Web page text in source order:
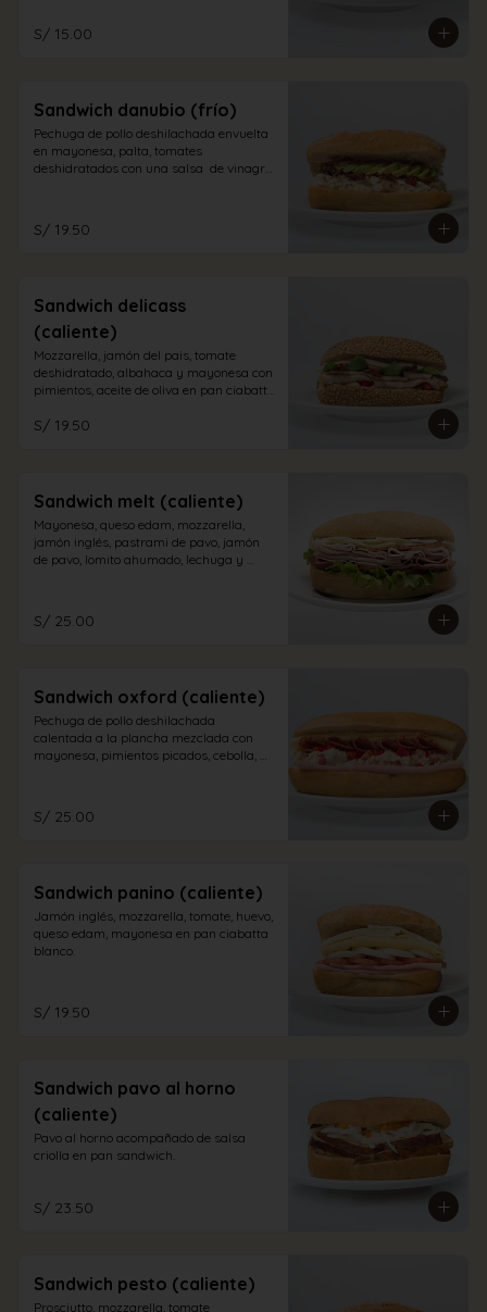
S/ 15.00
Sandwich danubio (frío)
Pechuga de pollo deshilachada envuelta
en mayonesa, palta, tomates
deshidratados con una salsa  de vinagre
S/ 19.50
Sandwich delicass
(caliente)
Mozzarella, jamón del pais, tomate
deshidratado, albahaca y mayonesa con
pimientos, aceite de oliva en pan ciabatta
S/ 19.50
Sandwich melt (caliente)
Mayonesa, queso edam, mozzarella,
jamón inglés, pastrami de pavo, jamón
de pavo, lomito ahumado, lechuga y
S/ 25.00
Sandwich oxford (caliente)
Pechuga de pollo deshilachada
calentada a la plancha mezclada con
mayonesa, pimientos picados, cebolla,
S/ 25.00
Sandwich panino (caliente)
Jamón inglés, mozzarella, tomate, huevo,
queso edam, mayonesa en pan ciabatta
blanco.
S/ 19.50
Sandwich pavo al horno
(caliente)
Pavo al horno acompañado de salsa
criolla en pan sandwich.
S/ 23.50
Sandwich pesto (caliente)
Prosciutto, mozzarella, tomate